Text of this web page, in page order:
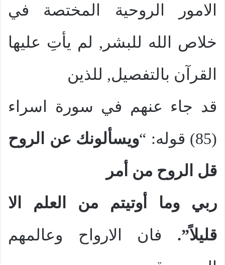
الامور الروحية المختصة في
خلاص الله للبشر, لم يأتِ عليها
القرآن بالتفصيل, للذين
قد جاء عنهم في سورة اسراء
(85) قوله: “
ويسألونك عن الروح
قل الروح من أمر
ربي وما أوتيتم من العلم الا
قليلاً”. فان الارواح وعالمهم